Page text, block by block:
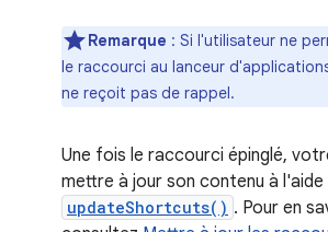
Remarque : Si l'utilisateur ne
le raccourci au lanceur
ne reçoit pas de rappel.
Une fois le raccourci épinglé,
mettre à jour son contenu à
updateShortcuts() . Pour en